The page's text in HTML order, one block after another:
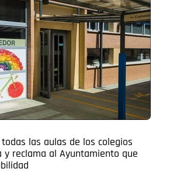
las aulas de los colegios
y reclama al Ayuntamiento que